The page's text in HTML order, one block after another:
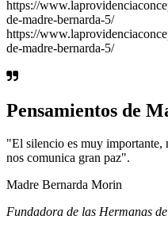
https://
de-madre-bernarda-5/
https://
de-madre-bernarda-5/
Pensamientos de
"El silencio es muy importante,
nos comunica gran paz".
Madre Bernarda Morin
Fundadora de las Hermanas